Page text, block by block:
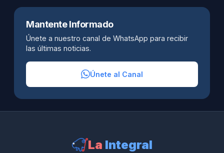
Mantente Informado
Únete a nuestro canal de WhatsApp para recibir
las últimas noticias.
Únete al Canal
La Integral